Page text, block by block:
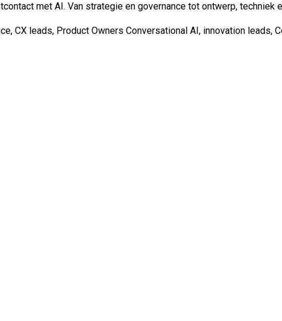
met AI. Van strategie en governance tot ontwerp, techniek
CX leads, Product Owners Conversational AI, innovation leads,